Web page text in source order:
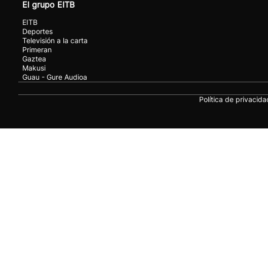
El grupo EITB
EITB
Deportes
Televisión a la carta
Primeran
Gaztea
Makusi
Guau - Gure Audioa
Política de